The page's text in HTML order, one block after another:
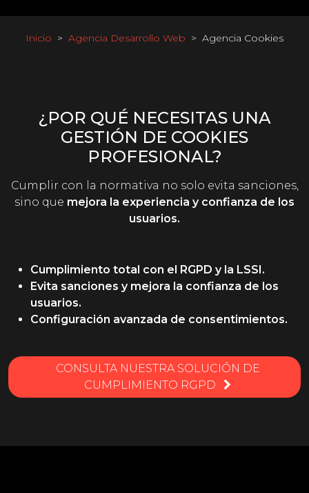
Inicio Agencia Desarrollo Web Agencia Cookies
¿POR QUÉ NECESITAS UNA
GESTIÓN DE COOKIES
PROFESIONAL?
Cumplir con la normativa no solo evita sanciones,
sino que mejora la experiencia y confianza de los
usuarios.
Cumplimiento total con el RGPD y la LSSI.
Evita sanciones y mejora la confianza de los
usuarios.
Configuración avanzada de consentimientos.
CONSULTA NUESTRA SOLUCIÓN DE
CUMPLIMIENTO RGPD